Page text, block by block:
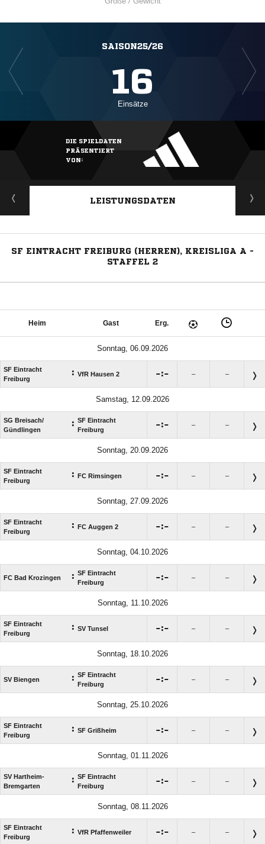
SAISON25/26
16
Einsätze
DIE SPIELDATEN
PRÄSENTIERT
VON:
LEISTUNGSDATEN
SF EINTRACHT FREIBURG (HERREN), KREISLIGA A -
STAFFEL 2
Heim Gast Erg.
Sonntag, 06.09.2026
SF Eintracht
Freiburg
: VfR Hausen 2 : – –
Samstag, 12.09.2026
SG Breisach/​
Gündlingen
: SF Eintracht
Freiburg
: – –
Sonntag, 20.09.2026
SF Eintracht
Freiburg
: FC Rimsingen : – –
Sonntag, 27.09.2026
SF Eintracht
Freiburg
: FC Auggen 2 : – –
Sonntag, 04.10.2026
FC Bad Krozingen : SF Eintracht
Freiburg
: – –
Sonntag, 11.10.2026
SF Eintracht
Freiburg
: SV Tunsel : – –
Sonntag, 18.10.2026
SV Biengen : SF Eintracht
Freiburg
: – –
Sonntag, 25.10.2026
SF Eintracht
Freiburg
: SF Grißheim : – –
Sonntag, 01.11.2026
SV Hartheim-
Bremgarten
: SF Eintracht
Freiburg
: – –
Sonntag, 08.11.2026
SF Eintracht
Freiburg
: VfR Pfaffenweiler : – –